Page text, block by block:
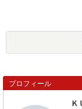
プロフィール
Ｋ